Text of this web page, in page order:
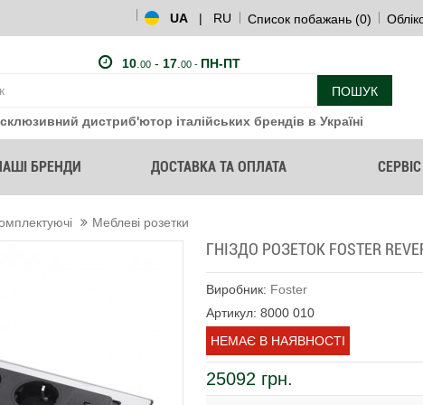
UA | RU Список побажань (0)
10. 00- 17. 00 - ПН-ПТ
ПОШУК
дистриб'ютор італійських брендів в Україні
БРЕНДИ ДОСТАВКА ТА ОПЛАТА СЕРВІС
Меблеві розетки
ГНІЗДО РОЗЕТОК FOSTER
Виробник: Foster
Артикул: 8000 010
НЕМАЄ В НАЯВНОСТІ
25092 грн.